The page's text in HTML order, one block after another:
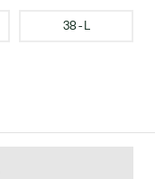
38 - L